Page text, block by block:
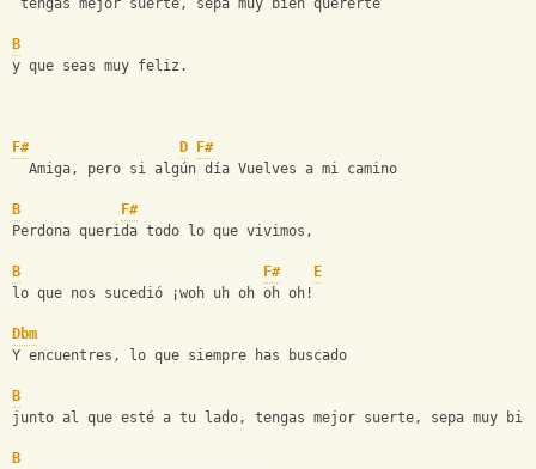
tengas mejor suerte, sepa muy bien quererte
B
y que seas muy feliz.
F# D
F#
  Amiga, pero si algún día Vuelves a mi camino
B
F#
Perdona querida todo lo que vivimos,
B F#
E
lo que nos sucedió ¡woh uh oh oh oh!
Dbm
Y encuentres, lo que siempre has buscado
B
junto al que esté a tu lado, tengas mejor suerte, sepa muy
B